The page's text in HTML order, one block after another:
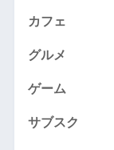
カフェ
グルメ
ゲーム
サブスク